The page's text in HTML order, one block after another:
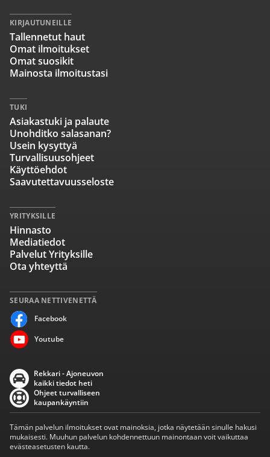
SEURAA NETTIVENETTÄ
Facebook
Youtube
KIRJAUTUNEILLE
Tallennetut haut
Omat ilmoitukset
Omat suosikit
Mainosta ilmoitustasi
TUKI
Asiakastuki ja palaute
Unohditko salasanan?
Usein kysyttyä
Turvallisuusohjeet
Käyttöehdot
Saavutettavuusseloste
YRITYKSILLE
Hinnasto
Mediatiedot
Palvelut Yrityksille
Ota yhteyttä
Rekkari - Ajoneuvon
kaikki tiedot heti
Ohjeet turvalliseen
kaupankäyntiin
Tämän palvelun ilmoitukset ovat mainoksia, jotka näytetään sinulle hakusi
mukaisesti. Muuhun palvelun kohdennettuun mainontaan voit vaikuttaa
evästeasetusten kautta.